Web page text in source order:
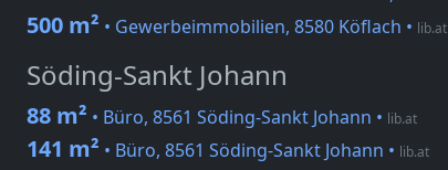
500 m² • Gewerbeimmobilien, 8580 Köflach • lib.at
Söding-Sankt Johann
88 m² • Büro, 8561 Söding-Sankt Johann • lib.at
141 m² • Büro, 8561 Söding-Sankt Johann • lib.at